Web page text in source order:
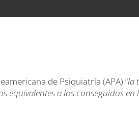
de Psiquiatría (APA) “la
equivalentes a los conseguidos en